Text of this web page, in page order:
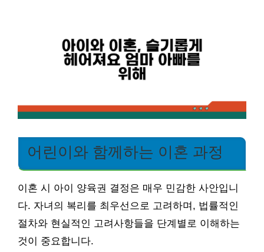
어린이와 함께하는 이혼 과정
이혼 시 아이 양육권 결정은 매우 민감한 사안입니
다. 자녀의 복리를 최우선으로 고려하며, 법률적인
절차와 현실적인 고려사항들을 단계별로 이해하는
것이 중요합니다.